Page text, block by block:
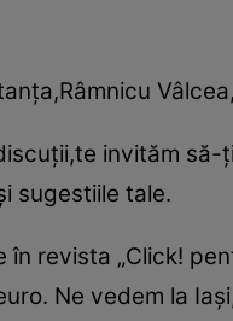
invităm să-
sugestiile tale.
revista „Click!
Ne vedem la